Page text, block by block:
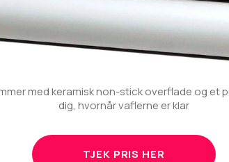
med keramisk non-stick overflade og et
dig, hvornår vaflerne er klar
TJEK PRIS HER